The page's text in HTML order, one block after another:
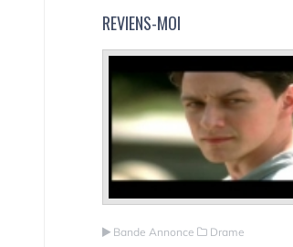
REVIENS-MOI
Bande Annonce Drame